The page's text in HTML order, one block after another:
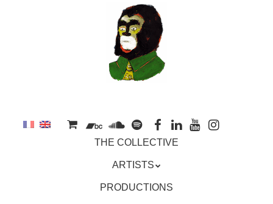
THE COLLECTIVE
ARTISTS
PRODUCTIONS